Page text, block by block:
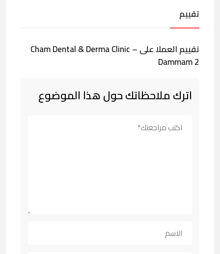
تقييم
تقييم العملا على Cham Dental & Derma Clinic –
Dammam 2
اترك ملاحظاتك حول هذا الموضوع